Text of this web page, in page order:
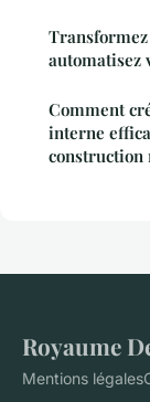
automatisez
Comment
interne
construction
Royaume
Mentions légales